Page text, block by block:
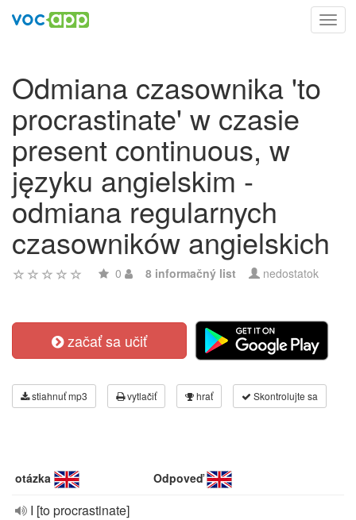
Odmiana czasownika 'to
procrastinate' w czasie
present continuous, w
języku angielskim -
odmiana regularnych
czasowników angielskich
0 8 informačný list nedostatok
začať sa učiť
stiahnuť mp3 vytlačiť hrať Skontrolujte sa
otázka Odpoveď
I [to procrastinate]